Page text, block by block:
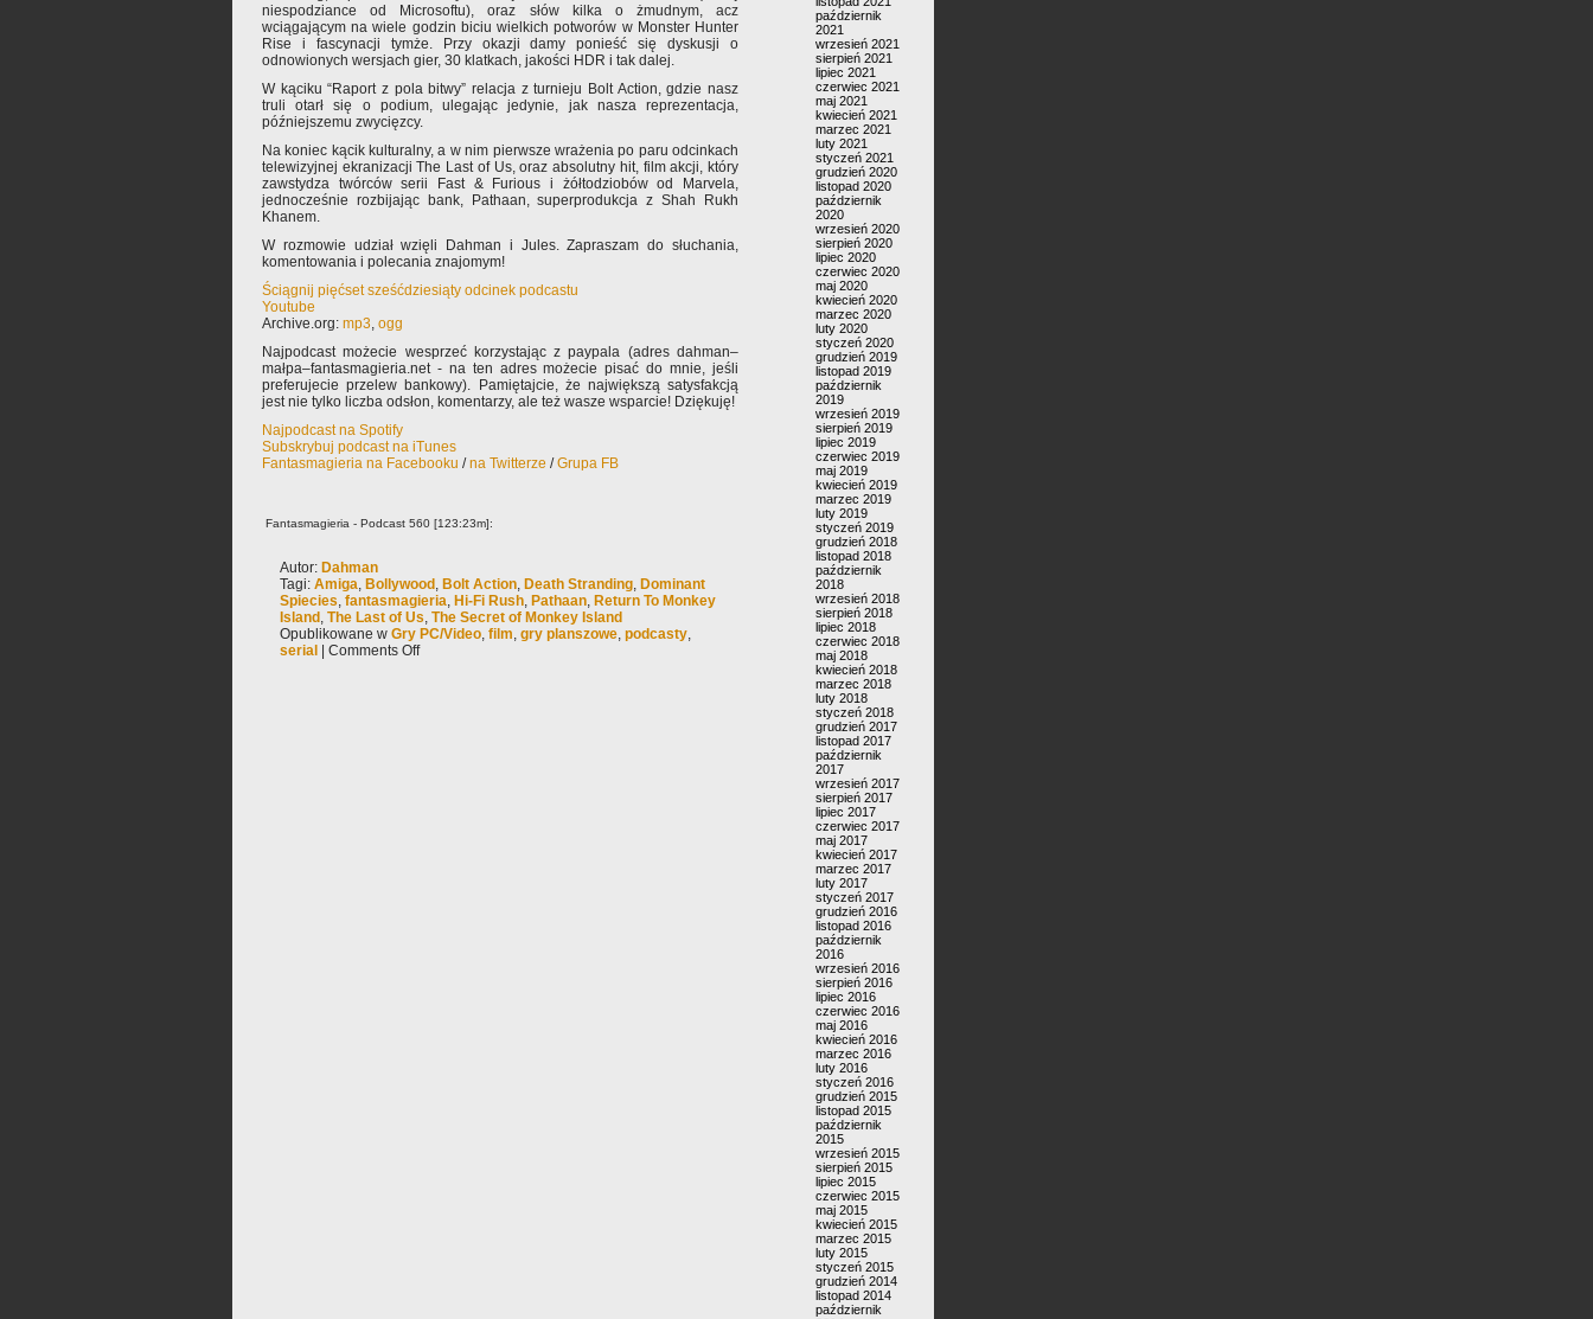
niespodziance od Microsoftu), oraz słów kilka o żmudnym, acz
wciągającym na wiele godzin biciu wielkich potworów w Monster Hunter
Rise i fascynacji tymże. Przy okazji damy ponieść się dyskusji o
odnowionych wersjach gier, 30 klatkach, jakości HDR i tak dalej.
W kąciku “Raport z pola bitwy” relacja z turnieju Bolt Action, gdzie nasz
truli otarł się o podium, ulegając jedynie, jak nasza reprezentacja,
późniejszemu zwycięzcy.
Na koniec kącik kulturalny, a w nim pierwsze wrażenia po paru odcinkach
telewizyjnej ekranizacji The Last of Us, oraz absolutny hit, film akcji, który
zawstydza twórców serii Fast & Furious i żółtodziobów od Marvela,
jednocześnie rozbijając bank, Pathaan, superprodukcja z Shah Rukh
Khanem.
W rozmowie udział wzięli Dahman i Jules. Zapraszam do słuchania,
komentowania i polecania znajomym!
Ściągnij pięćset sześćdziesiąty odcinek podcastu
Youtube
Archive.org: mp3, ogg
Najpodcast możecie wesprzeć korzystając z paypala (adres dahman–
małpa–fantasmagieria.net - na ten adres możecie pisać do mnie, jeśli
preferujecie przelew bankowy). Pamiętajcie, że największą satysfakcją
jest nie tylko liczba odsłon, komentarzy, ale też wasze wsparcie! Dziękuję!
Najpodcast na Spotify
Subskrybuj podcast na iTunes
Fantasmagieria na Facebooku /na Twitterze /Grupa FB
Fantasmagieria - Podcast 560 [123:23m]:
Autor: Dahman
Tagi: Amiga, Bollywood , Bolt Action, Death Stranding, Dominant
Spiecies, fantasmagieria, Hi-Fi Rush, Pathaan, Return To Monkey
Island , The Last of Us, The Secret of Monkey Island
Opublikowane w Gry PC/Video, film, gry planszowe, podcasty,
serial
Comments Off
październik
2021
wrzesień 2021
sierpień 2021
lipiec 2021
czerwiec 2021
maj 2021
kwiecień 2021
marzec 2021
luty 2021
styczeń 2021
grudzień 2020
listopad 2020
październik
2020
wrzesień 2020
sierpień 2020
lipiec 2020
czerwiec 2020
maj 2020
kwiecień 2020
marzec 2020
luty 2020
styczeń 2020
grudzień 2019
listopad 2019
październik
2019
wrzesień 2019
sierpień 2019
lipiec 2019
czerwiec 2019
maj 2019
kwiecień 2019
marzec 2019
luty 2019
styczeń 2019
grudzień 2018
listopad 2018
październik
2018
wrzesień 2018
sierpień 2018
lipiec 2018
czerwiec 2018
maj 2018
kwiecień 2018
marzec 2018
luty 2018
styczeń 2018
grudzień 2017
listopad 2017
październik
2017
wrzesień 2017
sierpień 2017
lipiec 2017
czerwiec 2017
maj 2017
kwiecień 2017
marzec 2017
luty 2017
styczeń 2017
grudzień 2016
listopad 2016
październik
2016
wrzesień 2016
sierpień 2016
lipiec 2016
czerwiec 2016
maj 2016
kwiecień 2016
marzec 2016
luty 2016
styczeń 2016
grudzień 2015
listopad 2015
październik
2015
wrzesień 2015
sierpień 2015
lipiec 2015
czerwiec 2015
maj 2015
kwiecień 2015
marzec 2015
luty 2015
styczeń 2015
grudzień 2014
listopad 2014
październik